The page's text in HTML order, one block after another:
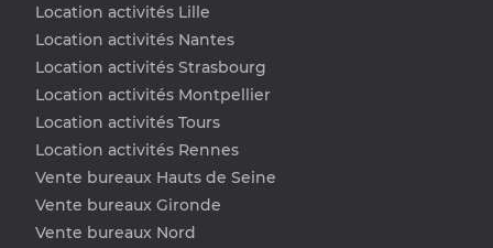
Location activités Lille
Location activités Nantes
Location activités Strasbourg
Location activités Montpellier
Location activités Tours
Location activités Rennes
Vente bureaux Hauts de Seine
Vente bureaux Gironde
Vente bureaux Nord